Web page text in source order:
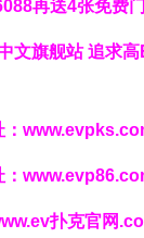
再送4张免费
文旗舰站追求高
：
：
扑克官网